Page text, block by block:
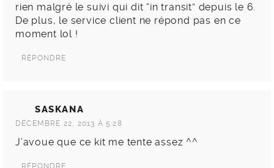
rien malgré le suivi qui dit “in transit” depuis le 6.
De plus, le service client ne répond pas en ce
moment lol !
RÉPONDRE
SASKANA
DÉCEMBRE 22, 2013 À 5:28
J’avoue que ce kit me tente assez ^^
RÉPONDRE